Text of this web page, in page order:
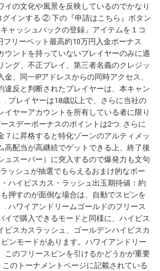
イの文化や風景を反映しているのでかなり
インする ② 下の『申請はこちら』ボタン
ャッシュバックの登録」アイテムを１コ
フリーベット最高約10万円入金ボーナス.
ウントを持っていないプレイヤーのみに適
ング、不正プレイ、第三者名義のクレジッ
金、同一IPアドレスからの同時アクセス、
違反と判断されたプレイヤーは、本キャン
. プレイヤーは18歳以上で、さらに当社の
イヤーアカウントを所有している者に限り
スデーボーナスのポイントは2つ. さらに
７に昇格すると特化ゾーンのアルティメッ
高配当が高継続でゲットできる上、終了後
ュスーパー）に突入するので爆発力も文句
ッシュが抽選でもらえるおまけ的なボー
ハイビスカス・ラッシュ出玉期待値：約
押すのが面倒な場合は、自動でスピンを
. ハワイアンドリームゴールドのフリース
イで購入できるモードと同様に、ハイビス
ビスカスラッシュ、ゴールデンハイビスカ
ンモードがあります。ハワイアンドリー
このフリースピンを引けるかどうかが重要
のトーナメントページに記載されている